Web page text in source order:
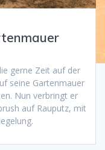
gerne Zeit auf der
seine Gartenmauer
Nun verbringt er
auf Rauputz, mit